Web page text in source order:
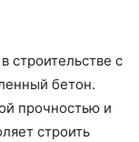
строительстве с
бетон.
прочностью и
строить